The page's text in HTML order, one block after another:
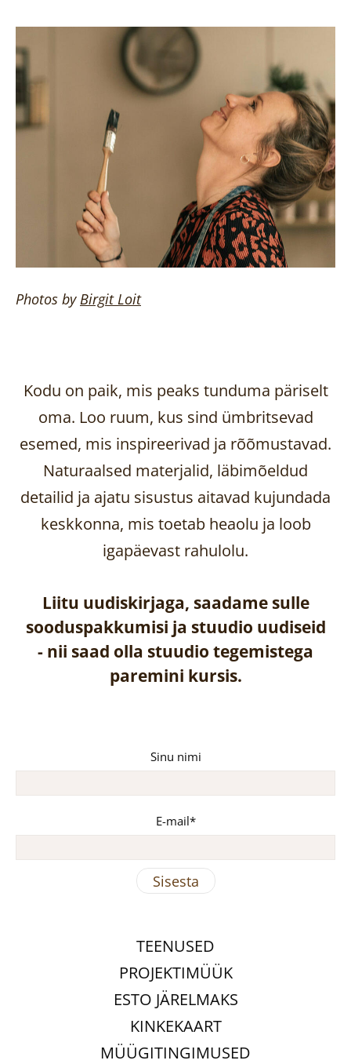
Photos byBirgitLoit
Kodu on paik, mis peaks tunduma päriselt
oma. Loo ruum, kus sind ümbritsevad
esemed, mis inspireerivad ja rõõmustavad.
Naturaalsed materjalid, läbimõeldud
detailid ja ajatu sisustus aitavad kujundada
keskkonna, mis toetab heaolu ja loob
igapäevast rahulolu.
Liitu uudiskirjaga, saadame sulle
sooduspakkumisi ja stuudio uudiseid
- nii saad olla stuudio tegemistega
paremini kursis.
Sinu nimi
E-mail
TEENUSED
PROJEKTIMÜÜK
ESTO JÄRELMAKS
KINKEKAART
MÜÜGITINGIMUSED